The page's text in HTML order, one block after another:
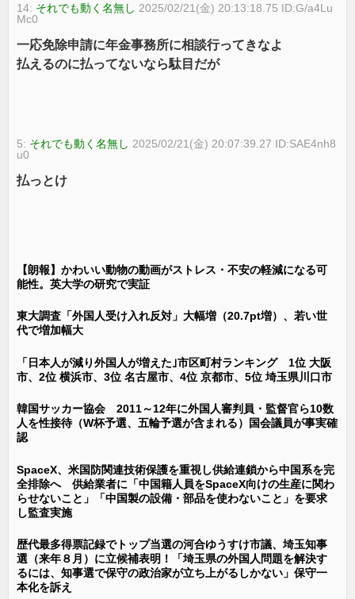
14: それでも動く名無し 2025/02/21(金) 20:13:18.75 ID:G/a4Lu
Mc0
一応免除申請に年金事務所に相談行ってきなよ
払えるのに払ってないなら駄目だが
5: それでも動く名無し 2025/02/21(金) 20:07:39.27 ID:SAE4nh8
u0
払っとけ
【朗報】かわいい動物の動画がストレス・不安の軽減になる可
能性。英大学の研究で実証
東大調査「外国人受け入れ反対」大幅増（20.7pt増）、若い世
代で増加幅大
「日本人が減り外国人が増えた｣市区町村ランキング 1位 大阪
市、2位 横浜市、3位 名古屋市、4位 京都市、5位 埼玉県川口市
韓国サッカー協会 2011～12年に外国人審判員・監督官ら10数
人を性接待（W杯予選、五輪予選が含まれる）国会議員が事実確
認
SpaceX、米国防関連技術保護を重視し供給連鎖から中国系を完
全排除へ 供給業者に「中国籍人員をSpaceX向けの生産に関わ
らせないこと」「中国製の設備・部品を使わないこと」を要求
し監査実施
歴代最多得票記録でトップ当選の河合ゆうすけ市議、埼玉知事
選（来年８月）に立候補表明！「埼玉県の外国人問題を解決す
るには、知事選で保守の政治家が立ち上がるしかない」保守一
本化を訴え